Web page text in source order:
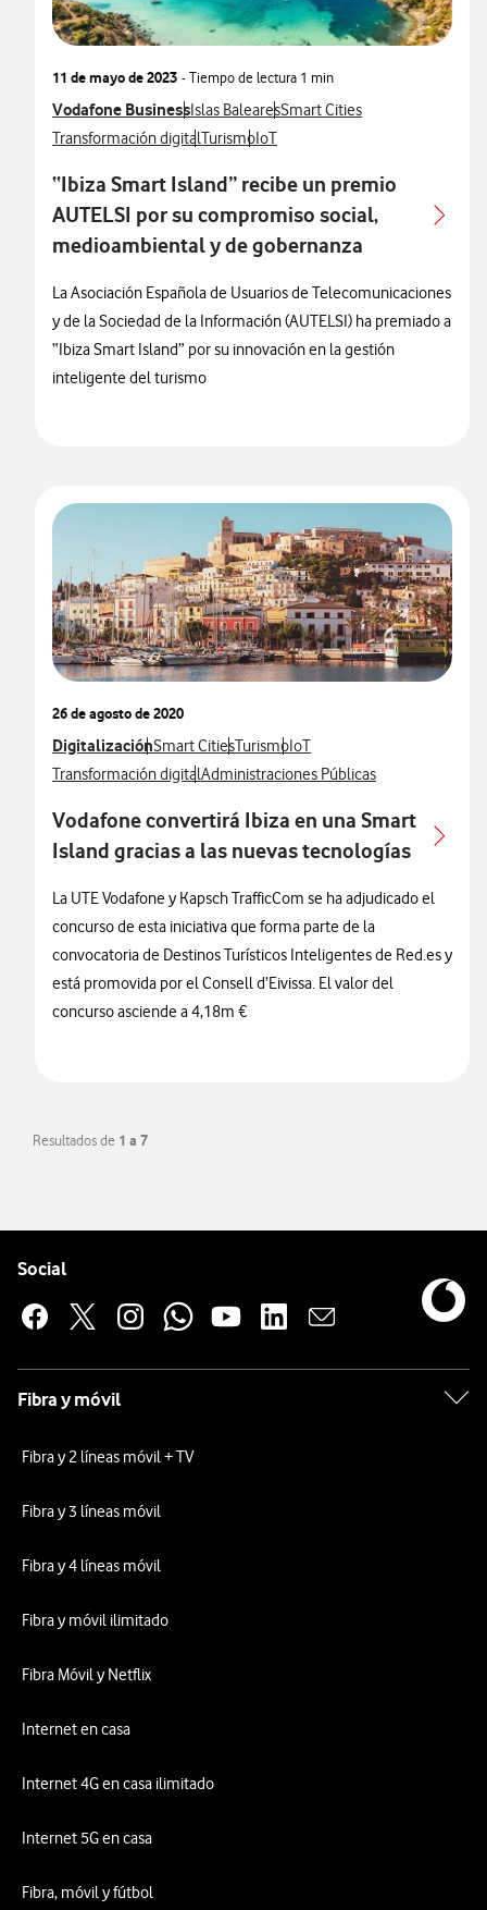
11 de mayo de 2023 - Tiempo de lectura 1 min
Ver más notas de prensa relacionados con
Vodafone BusinessVer más notas de prensa relacionados con
Islas BalearesVer más notas de prensa
Smart Cities
Ver más notas de prensa relacionados con
Transformación digitalVer más notas de prensa relacionados con
TurismoVer más notas de prensa
IoT
“Ibiza Smart Island” recibe un premio
AUTELSI por su compromiso social,
medioambiental y de gobernanza
La Asociación Española de Usuarios de Telecomunicaciones
y de la Sociedad de la Información (AUTELSI) ha premiado a
“Ibiza Smart Island” por su innovación en la gestión
inteligente del turismo
26 de agosto de 2020
Ver más notas de prensa relacionados con
DigitalizaciónVer más notas de prensa relacionados con
Smart CitiesVer más notas de prensa
TurismoVer más notas de prensa
IoT
Ver más notas de prensa relacionados con
Transformación digitalVer más notas de prensa relacionados con
Administraciones Públicas
Vodafone convertirá Ibiza en una Smart
Island gracias a las nuevas tecnologías
La UTE Vodafone y Kapsch TrafficCom se ha adjudicado el
concurso de esta iniciativa que forma parte de la
convocatoria de Destinos Turísticos Inteligentes de Red.es y
está promovida por el Consell d’Eivissa. El valor del
concurso asciende a 4,18m €
Resultados de 1 a 7
Social
Fibra y móvil
Fibra y 2 líneas móvil + TV
Fibra y 3 líneas móvil
Fibra y 4 líneas móvil
Fibra y móvil ilimitado
Fibra Móvil y Netflix
Internet en casa
Internet 4G en casa ilimitado
Internet 5G en casa
Fibra, móvil y fútbol